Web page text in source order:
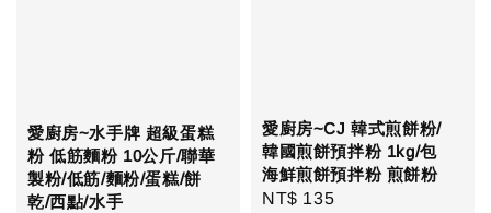
愛廚房~水手牌 超級蛋糕
粉 低筋麵粉 10公斤/聯華
製粉/低筋/麵粉/蛋糕/餅
乾/西點/水手
愛廚房~CJ 韓式煎餅粉/
韓國煎餅預拌粉 1kg/包
海鮮煎餅預拌粉 煎餅粉
Regular
NT$ 135